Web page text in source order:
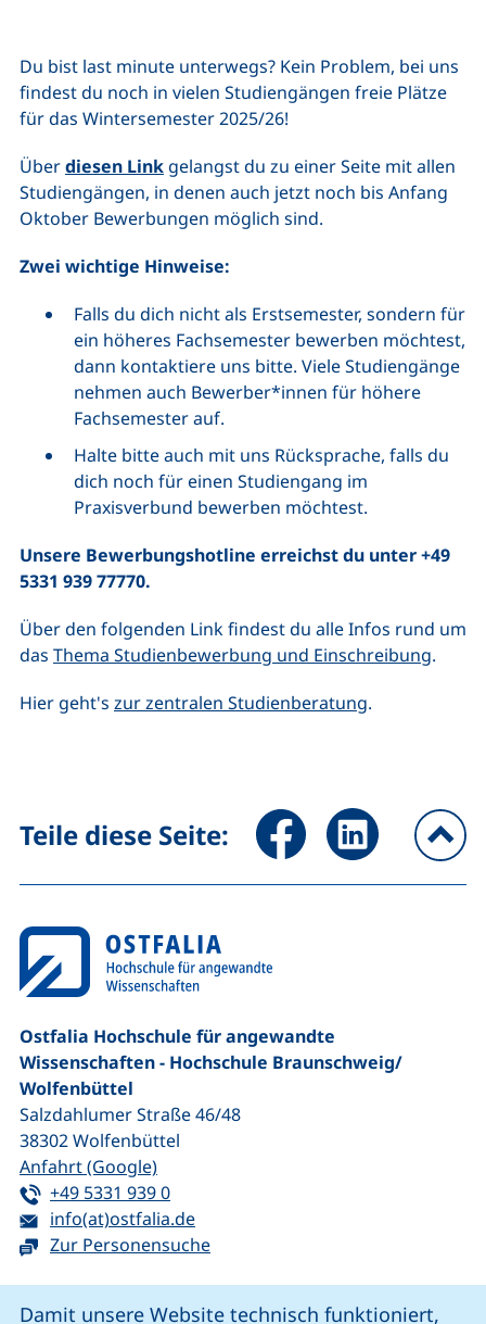
Damit unsere Website technisch funktioniert,
Du bist last minute unterwegs? Kein Problem, bei uns
findest du noch in vielen Studiengängen freie Plätze
für das Wintersemester 2025/26!
Überdiesen Link gelangst du zu einer Seite mit allen
Studiengängen, in denen auch jetzt noch bis Anfang
Oktober Bewerbungen möglich sind.
Zwei wichtige Hinweise:
Falls du dich nicht als Erstsemester, sondern für
ein höheres Fachsemester bewerben möchtest,
dann kontaktiere uns bitte. Viele Studiengänge
nehmen auch Bewerber*innen für höhere
Fachsemester auf.
Halte bitte auch mit uns Rücksprache, falls du
dich noch für einen Studiengang im
Praxisverbund bewerben möchtest.
Unsere Bewerbungshotline erreichst du unter +49
5331 939 77770.
Über den folgenden Link findest du alle Infos rund um
das Thema Studienbewerbung und Einschreibung.
Hier geht's zur zentralen Studienberatung.
Teile diese Seite: Seite über Facebook teilen
Seite über
Ostfalia Hochschule für angewandte
Wissenschaften - Hochschule Braunschweig/​
Wolfenbüttel
Salzdahlumer Straße 46/48
38302Wolfenbüttel
Anfahrt (Google)(externer Link, öffnet neues Fenster)
Tel:
+49 5331 939 0(startet einen Telefonanruf, wenn Ihr
E-Mail:
info(at)ostfalia.de(öffnet Ihr E-Mail-Programm)
Zur Personensuche